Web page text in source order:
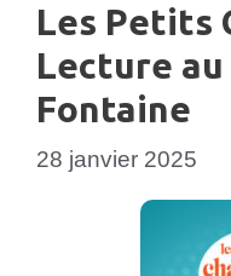
Les Petits
Lecture au
Fontaine
28 janvier 2025